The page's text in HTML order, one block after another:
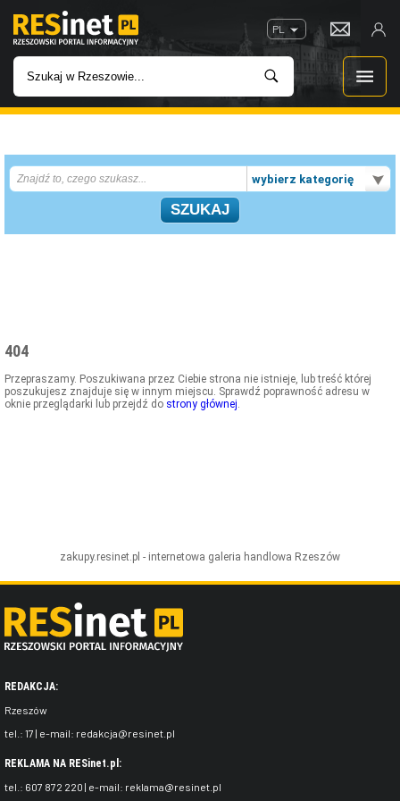
PL
INWESTYCJE
IMPREZY
GASTRONOMIA
wybierz kategorię
404
Przepraszamy. Poszukiwana przez Ciebie strona nie istnieje, lub treść której
poszukujesz znajduje się w innym miejscu. Sprawdź poprawność adresu w
oknie przeglądarki lub przejdź do strony głównej.
zakupy.resinet.pl - internetowa galeria handlowa Rzeszów
REDAKCJA:
Rzeszów
tel.: 17 | e-mail: redakcja@resinet.pl
REKLAMA NA RESinet.pl:
tel.: 607 872 220 | e-mail: reklama@resinet.pl